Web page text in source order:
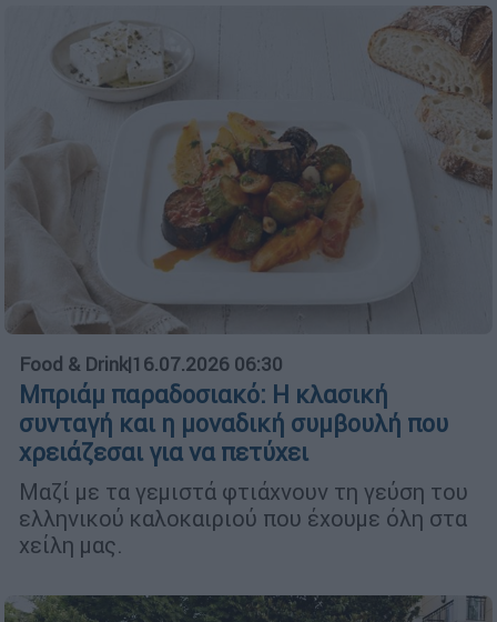
Food & Drink|16.07.2026 06:30
Μπριάμ παραδοσιακό: Η κλασική
συνταγή και η μοναδική συμβουλή που
χρειάζεσαι για να πετύχει
Μαζί με τα γεμιστά φτιάχνουν τη γεύση του
ελληνικού καλοκαιριού που έχουμε όλη στα
χείλη μας.